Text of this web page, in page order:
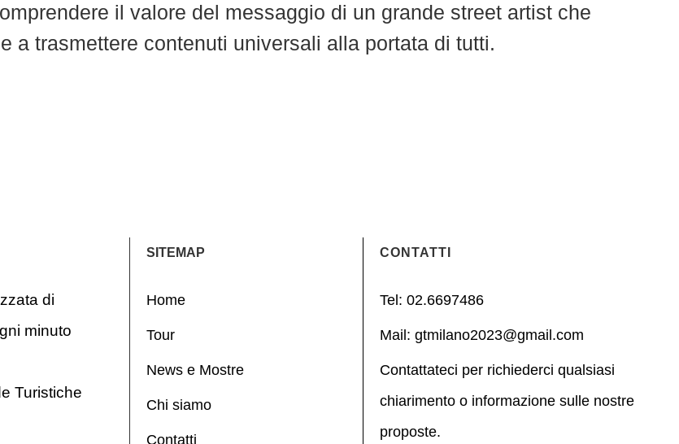
il valore del messaggio di un grande street artist che
a trasmettere contenuti universali alla portata di tutti.
di
minuto
Turistiche
SITEMAP
Home
Tour
News e Mostre
Chi siamo
Contatti
CONTATTI
Tel: 02.6697486
Mail: gtmilano2023@gmail.com
Contattateci per richiederci qualsiasi
chiarimento o informazione sulle nostre
proposte.